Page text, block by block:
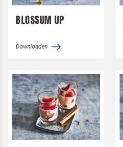
BLOSSUM UP
Downloaden